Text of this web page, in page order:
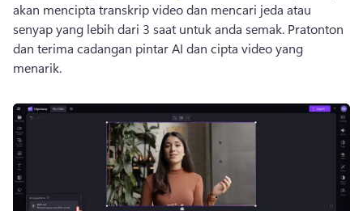
akan mencipta transkrip video dan mencari jeda atau
senyap yang lebih dari 3 saat untuk anda semak. Pratonton
dan terima cadangan pintar AI dan cipta video yang
menarik.